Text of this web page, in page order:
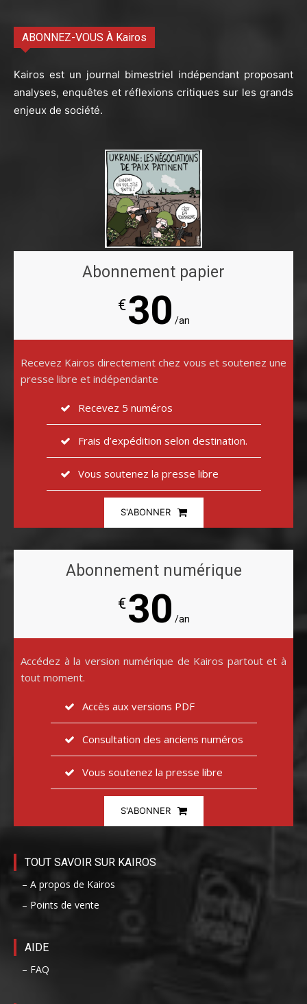
ABONNEZ-VOUS À Kairos
Kairos est un journal bimestriel indépendant proposant
analyses, enquêtes et réflexions critiques sur les grands
enjeux de société.
Abonnement papier
€30 /an
Recevez Kairos directement chez vous et soutenez une
presse libre et indépendante
Recevez 5 numéros
Frais d’expédition selon destination.
Vous soutenez la presse libre
S'ABONNER
Abonnement numérique
€30 /an
Accédez à la version numérique de Kairos partout et à
tout moment.
Accès aux versions PDF
Consultation des anciens numéros
Vous soutenez la presse libre
S'ABONNER
TOUT SAVOIR SUR KAIROS
– A propos de Kairos
– Points de vente
AIDE
– FAQ